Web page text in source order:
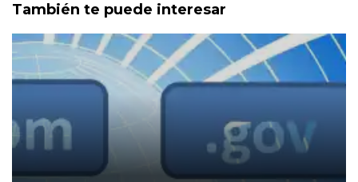
También te puede interesar